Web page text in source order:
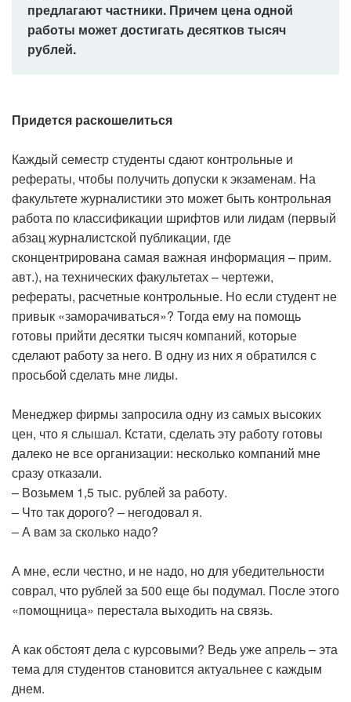
предлагают частники. Причем цена одной
работы может достигать десятков тысяч
рублей.
Придется раскошелиться
Каждый семестр студенты сдают контрольные и
рефераты, чтобы получить допуски к экзаменам. На
факультете журналистики это может быть контрольная
работа по классификации шрифтов или лидам (первый
абзац журналистской публикации, где
сконцентрирована самая важная информация – прим.
авт.), на технических факультетах – чертежи,
рефераты, расчетные контрольные. Но если студент не
привык «заморачиваться»? Тогда ему на помощь
готовы прийти десятки тысяч компаний, которые
сделают работу за него. В одну из них я обратился с
просьбой сделать мне лиды.
Менеджер фирмы запросила одну из самых высоких
цен, что я слышал. Кстати, сделать эту работу готовы
далеко не все организации: несколько компаний мне
сразу отказали.
– Возьмем 1,5 тыс. рублей за работу.
– Что так дорого? – негодовал я.
– А вам за сколько надо?
А мне, если честно, и не надо, но для убедительности
соврал, что рублей за 500 еще бы подумал. После этого
«помощница» перестала выходить на связь.
А как обстоят дела с курсовыми? Ведь уже апрель – эта
тема для студентов становится актуальнее с каждым
днем.